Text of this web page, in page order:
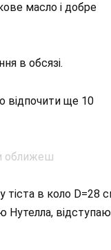
масло і добре
в обсязі.
відпочити ще 10
тіста в коло D=28
Нутелла,